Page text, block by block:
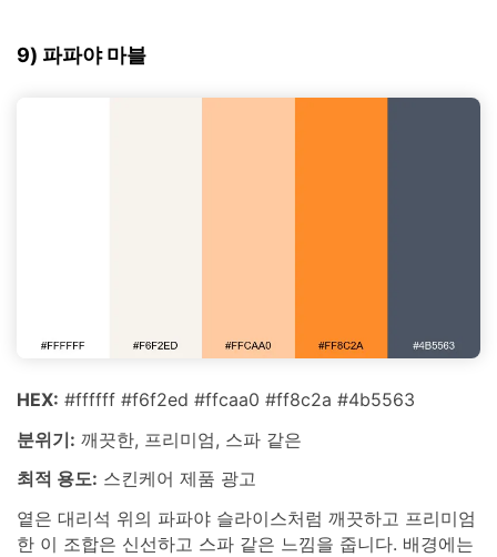
9) 파파야 마블
HEX: #ffffff #f6f2ed #ffcaa0 #ff8c2a #4b5563
분위기: 깨끗한, 프리미엄, 스파 같은
최적 용도: 스킨케어 제품 광고
옅은 대리석 위의 파파야 슬라이스처럼 깨끗하고 프리미엄
한 이 조합은 신선하고 스파 같은 느낌을 줍니다. 배경에는